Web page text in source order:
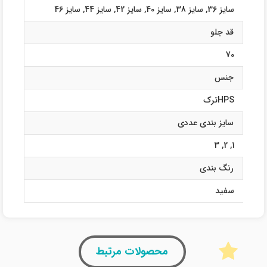
سایز 36 , سایز 38 , سایز 40 , سایز 42 , سایز 44 , سایز 46
قد جلو
70
جنس
HPSترک
سایز بندی عددی
1
,
2
,
3
رنگ بندی
سفید
محصولات مرتبط